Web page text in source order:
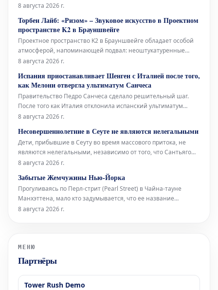
премия будет присуждаться только раз в два года, и это не
утверждая новую структуру премии, намерено оказать
всестороннюю поддержку
8 августа 2026 г.
Торбен Лайб: «Ризом» – Звуковое искусство в Проектном
пространстве K2 в Брауншвейге
Проектное пространство K2 в Брауншвейге обладает особой
атмосферой, напоминающей подвал: неоштукатуренные
стены, высоко расположенные окна и видимые трубы, словно
окружении норвежский звуковой художник Торбен Лайб
представляет свою ин
8 августа 2026 г.
Испания приостанавливает Шенген с Италией после того,
как Мелони отвергла ультиматум Санчеса
Правительство Педро Санчеса сделало решительный шаг.
После того как Италия отклонила испанский ультиматум
относительно пограничного контроля для испанских граждан
72 000 мигрантов в Сеуту неделю назад), испанское
правительство приняло от
8 августа 2026 г.
Несовершеннолетние в Сеуте не являются нелегальными
Дети, прибывшие в Сеуту во время массового притока, не
являются нелегальными, независимо от того, что Сантьяго
Абаскаль называет их «захватчиками», а соглашения между
границы поднимает вопросы об испанских спецслужбах,
степени лояльности сот
8 августа 2026 г.
Забытые Жемчужины Нью-Йорка
Прогуливаясь по Перл-стрит (Pearl Street) в Чайна-тауне
Манхэттена, мало кто задумывается, что ее название
указывает на первоначальную береговую линию Ист-Ривер
8 августа 2026 г.
МЕНЮ
Партнёры
Tower Rush Demo